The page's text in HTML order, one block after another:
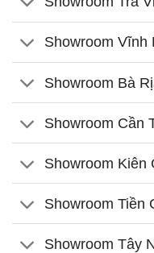
Showroom Vĩnh
Showroom Bà
Showroom Cần
Showroom Kiên
Showroom Tiền
Showroom Tây